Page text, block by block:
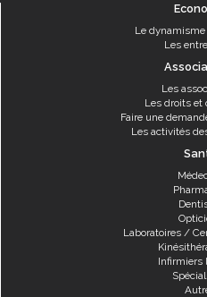
Le
Les
Les
Les droits et
Faire une
Les activités
Laboratoires /
Infirmiers